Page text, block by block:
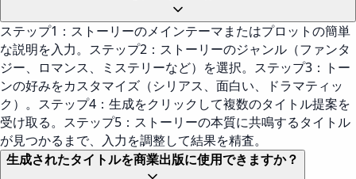
ステップ1：ストーリーのメインテーマまたはプロットの簡単
な説明を入力。ステップ2：ストーリーのジャンル（ファンタ
ジー、ロマンス、ミステリーなど）を選択。ステップ3：トー
ンの好みをカスタマイズ（シリアス、面白い、ドラマティッ
ク）。ステップ4：生成をクリックして複数のタイトル提案を
受け取る。ステップ5：ストーリーの本質に共鳴するタイトル
が見つかるまで、入力を調整して結果を精査。
生成されたタイトルを商業出版に使用できますか？